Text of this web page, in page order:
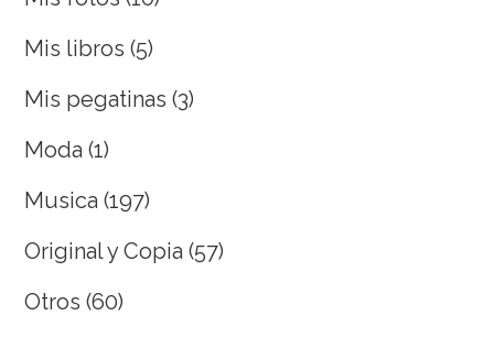
Mis libros (5)
Mis pegatinas (3)
Moda (1)
Musica (197)
Original y Copia (57)
Otros (60)